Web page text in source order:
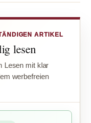
ARTIKEL
lesen
Lesen mit klar
werbefreien